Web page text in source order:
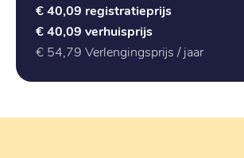
€ 40,09 registratieprijs
€ 40,09 verhuisprijs
€ 54,79 Verlengingsprijs / jaar